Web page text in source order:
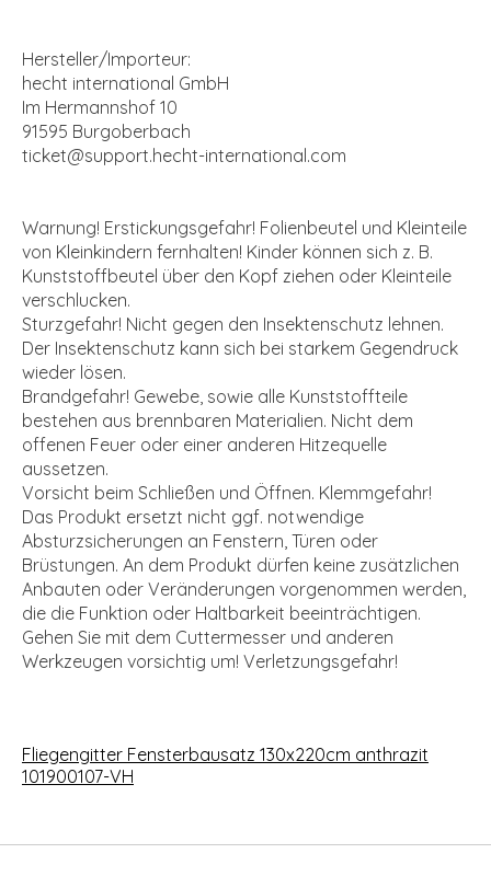
Hersteller/Importeur:
hecht international GmbH
Im Hermannshof 10
91595 Burgoberbach
ticket@support.hecht-international.com
Warnung! Erstickungsgefahr! Folienbeutel und Kleinteile
von Kleinkindern fernhalten! Kinder können sich z. B.
Kunststoffbeutel über den Kopf ziehen oder Kleinteile
verschlucken.
Sturzgefahr! Nicht gegen den Insektenschutz lehnen.
Der Insektenschutz kann sich bei starkem Gegendruck
wieder lösen.
Brandgefahr! Gewebe, sowie alle Kunststoffteile
bestehen aus brennbaren Materialien. Nicht dem
offenen Feuer oder einer anderen Hitzequelle
aussetzen.
Vorsicht beim Schließen und Öffnen. Klemmgefahr!
Das Produkt ersetzt nicht ggf. notwendige
Absturzsicherungen an Fenstern, Türen oder
Brüstungen. An dem Produkt dürfen keine zusätzlichen
Anbauten oder Veränderungen vorgenommen werden,
die die Funktion oder Haltbarkeit beeinträchtigen.
Gehen Sie mit dem Cuttermesser und anderen
Werkzeugen vorsichtig um! Verletzungsgefahr!
Fliegengitter Fensterbausatz 130x220cm anthrazit
101900107-VH